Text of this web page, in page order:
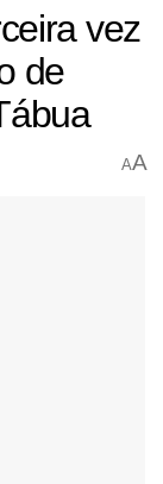
vez
de
AA